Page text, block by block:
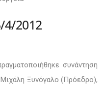
4/2012
συνάντηση
Ξυνόγαλο (Πρόεδρο),